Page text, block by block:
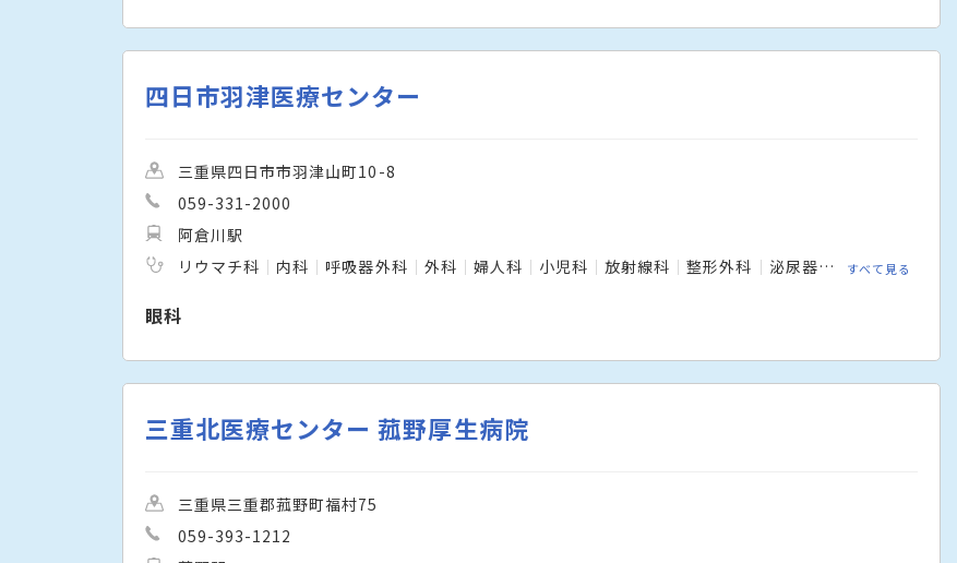
四日市羽津医療センター
三重県四日市市羽津山町10-8
059-331-2000
阿倉川駅
リウマチ科
内科 呼吸器外科 外科 婦人科 小児科 放射線科 整形外科 泌尿器科 病理診断科
すべて見る
眼科
三重北医療センター 菰野厚生病院
三重県三重郡菰野町福村75
059-393-1212